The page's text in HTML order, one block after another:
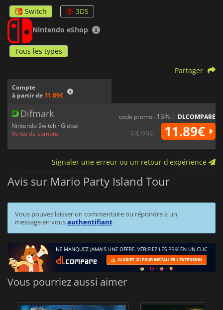
Switch
3DS
Nintendo eShop
Tous les types
Compte
à partir de 11.89€
Partager
Difmark
Nintendo Switch · Global
Vente de compte
code promo-15% : DLCOMPARE
13.99€ 11.89€
Signaler une erreur ou un retour d'expérience
Avis sur Mario Party Island Tour
Vous pouvez laisser un commentaire ou répondre à un
message en vousauthentifiant
Vous pourriez aussi aimer